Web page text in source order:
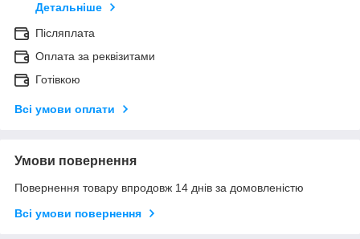
Детальніше
Післяплата
Оплата за реквізитами
Готівкою
Всі умови оплати
Умови повернення
Повернення товару впродовж 14 днів за домовленістю
Всі умови повернення